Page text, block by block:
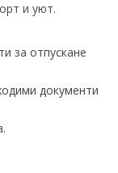
и уют.
за отпускане
документи